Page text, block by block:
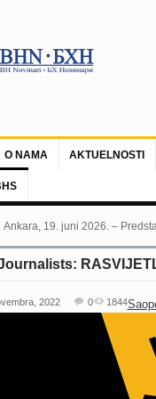
O NAMA AKTUELNOSTI
Lisabon, 5. juni 2026. –
2022 0 1844